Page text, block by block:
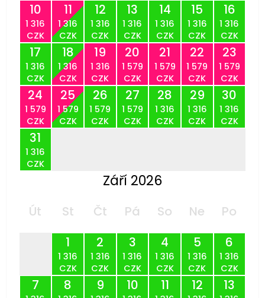
10
1 316
CZK
11
1 316
CZK
12
1 316
CZK
13
1 316
CZK
14
1 316
CZK
15
1 316
CZK
16
1 316
CZK
17
1 316
CZK
18
1 316
CZK
19
1 316
CZK
20
1 579
CZK
21
1 579
CZK
22
1 579
CZK
23
1 579
CZK
24
1 579
CZK
25
1 579
CZK
26
1 579
CZK
27
1 579
CZK
28
1 316
CZK
29
1 316
CZK
30
1 316
CZK
31
1 316
CZK
Září 2026
Út St Čt Pá So Ne
Po
1
1 316
CZK
2
1 316
CZK
3
1 316
CZK
4
1 316
CZK
5
1 316
CZK
6
1 316
CZK
7 8 9 10 11 12 13